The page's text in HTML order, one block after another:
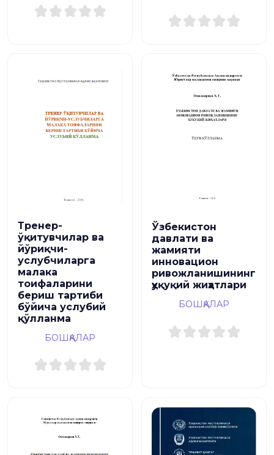
Тренер-
ўқитувчилар ва
йўриқчи-
услубчиларга
малака
тоифаларини
бериш тартиби
бўйича услубий
қўлланма
БОШҚАЛАР
Ўзбекистон
давлати ва
жамияти
инновацион
ривожланишининг
ҳуқуқий жиҳатлари
БОШҚАЛАР